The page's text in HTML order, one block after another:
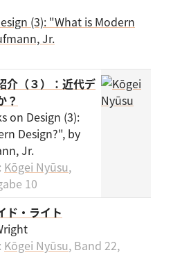
介（３）：近代デ
？
on Design (3):
Design?", by
Jr.
Kōgei Nyūsu,
10
ド・ライト
Kōgei Nyūsu, Band 22,